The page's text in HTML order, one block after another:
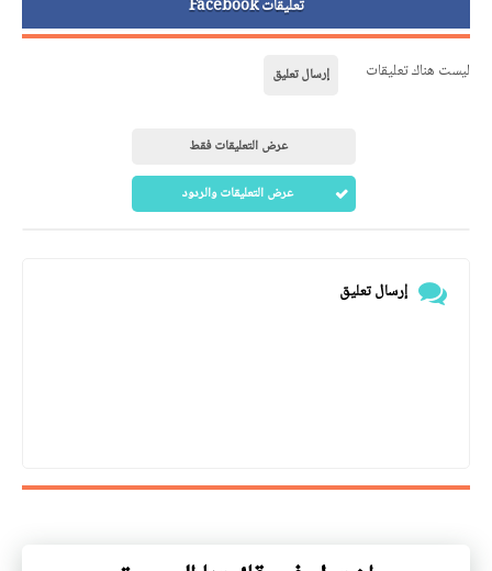
تعليقات Facebook
ليست هناك تعليقات إرسال تعليق
عرض التعليقات فقط
عرض التعليقات والردود
إرسال تعليق